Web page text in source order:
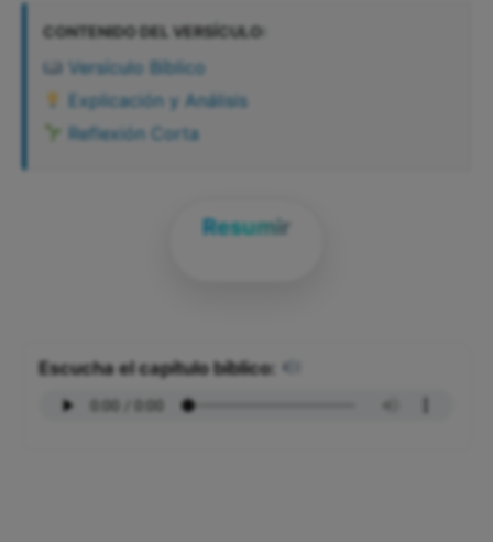
CONTENIDO DEL VERSÍCULO:
Versículo Bíblico
Explicación y Análisis
Reflexión Corta
Resumir
Escucha el capítulo bíblico: